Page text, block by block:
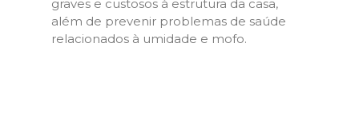
graves e custosos à estrutura da casa,
além de prevenir problemas de saúde
relacionados à umidade e mofo.